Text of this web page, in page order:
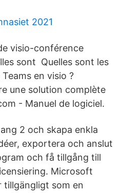
2021
visio-conférence
sont Quelles sont les
en visio ?
une solution complète
- Manuel de logiciel.
2 och skapa enkla
exportera och anslut
och få tillgång till
Microsoft
tillgängligt som en